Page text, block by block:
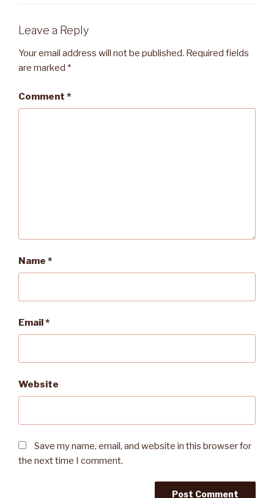
Leave a Reply
Your email address will not be published. Required fields
are marked *
Comment *
Name *
Email*
Website
Save my name, email, and website in this browser for
the next time I comment.